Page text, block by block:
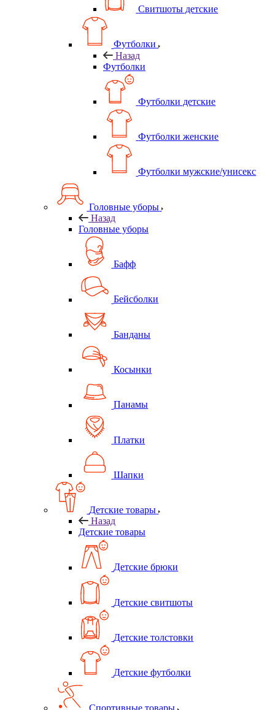
Свитшоты детские
Футболки
Назад
Футболки
Футболки детские
Футболки женские
Футболки мужские/унисекс
Головные уборы
Назад
Головные уборы
Бафф
Бейсболки
Банданы
Косынки
Панамы
Платки
Шапки
Детские товары
Назад
Детские товары
Детские брюки
Детские свитшоты
Детские толстовки
Детские футболки